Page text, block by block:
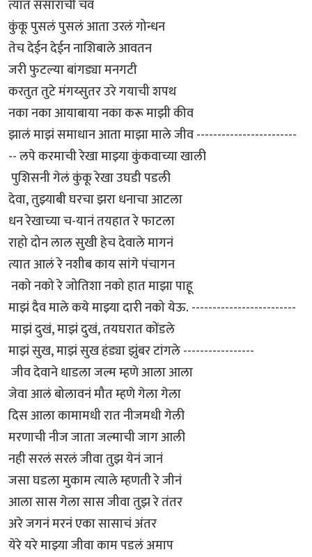
त्यात संसाराची चव
कुंकू पुसलं पुसलं आता उरलं गोन्धन
तेच देईन देईन नाशिबाले आवतन
जरी फुटल्या बांगड्या मनगटी
करतुत तुटे मंगय्सुतर उरे गयाची शपथ
नका नका आयाबाया नका करू माझी कीव
झालं माझं समाधान आता माझा माले जीव ------------------------
-- लपे करमाची रेखा माझ्या कुंकवाच्या खाली
पुशिसनी गेलं कुंकू रेखा उघडी पडली
देवा, तुझ्याबी घरचा झरा धनाचा आटला
धन रेखाच्या च-यानं तयहात रे फाटला
राहो दोन लाल सुखी हेच देवाले मागनं
त्यात आलं रे नशीब काय सांगे पंचागन
नको नको रे जोतिशा नको हात माझा पाहू
माझं दैव माले कये माझ्या दारी नको येऊ. -------------------------
माझं दुखं, माझं दुखं, तयघरात कोंडले
माझं सुख, माझं सुख हंड्या झुंबर टांगले -----------------
जीव देवाने धाडला जल्म म्हणे आला आला
जेवा आलं बोलावनं मौत म्हणे गेला गेला
दिस आला कामामधी रात नीजमधी गेली
मरणाची नीज जाता जल्माची जाग आली
नही सरलं सरलं जीवा तुझ येनं जानं
जसा घडला मुकाम त्याले म्हणती रे जीनं
आला सास गेला सास जीवा तुझ रे तंतर
अरे जगनं मरनं एका सासाचं अंतर
येरे यरे माझ्या जीवा काम पडलं अमाप